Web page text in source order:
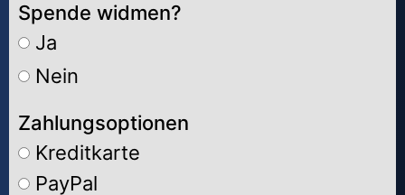
Spende widmen?
Ja
Nein
Zahlungsoptionen
Kreditkarte
PayPal